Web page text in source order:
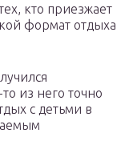
кто приезжает
формат отдыха
из него точно
с детьми в